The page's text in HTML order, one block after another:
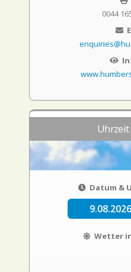
0044
Datum &
Wetter